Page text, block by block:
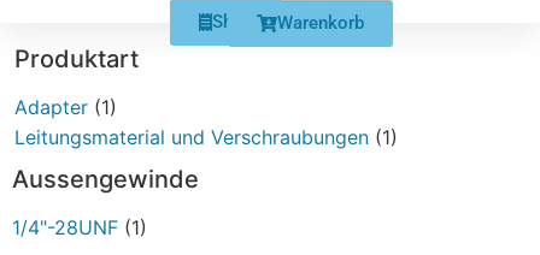
Shop Warenkorb
Produktart
Adapter (1)
Leitungsmaterial und Verschraubungen (1)
Aussengewinde
1/4"-28UNF (1)